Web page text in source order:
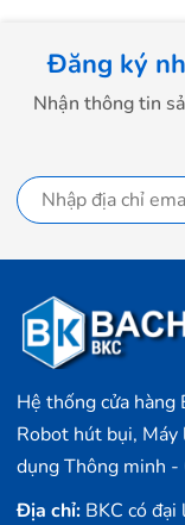
Đăng ký
Nhận thông tin
Hệ thống cửa hàng
Robot hút bụi,
dụng Thông minh
Địa chỉ: BKC có